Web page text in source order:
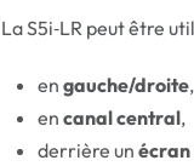
La S5i‑LR peut être
en gauche/droite,
en canal central,
derrière un